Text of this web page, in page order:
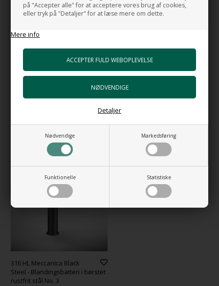
på "Accepter alle" for at acceptere vores brug af cookies,
eller tryk på "Detaljer" for at læse mere om dette.
Mere info
Nødvendige Markedsføring
Funktionelle Statistiske
Detaljer
NYHED
DKK
316 HL Meccanica Copper -
DKK
NYHED
316 HL Meccanica Black
Steel - Blandingsbatteri i børstet
rustfrit stål No. 3